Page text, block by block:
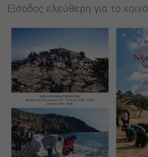
Είσοδος ελεύθερη για το κοινό